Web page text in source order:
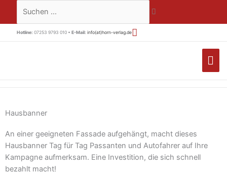
springen
Suchen …
Hotline: 07253 9793 010 • E-Mail: info(at)horn-verlag.de
Hausbanner
An einer geeigneten Fassade aufgehängt, macht dieses
Hausbanner Tag für Tag Passanten und Autofahrer auf Ihre
Kampagne aufmerksam. Eine Investition, die sich schnell
bezahlt macht!